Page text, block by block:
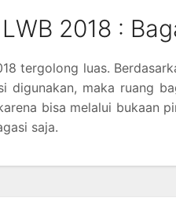
2018 :
tergolong luas.
digunakan, maka ruang
bisa melalui bukaan
saja.